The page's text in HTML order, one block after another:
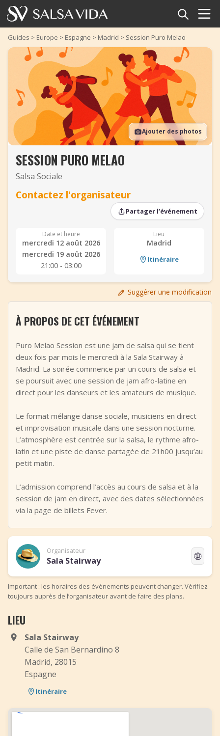
Accueil
Événements
Actualités
Articles
Vidéos
Glossaire
Boutique
Ajouter un événement
Guides > Europe > Espagne > Madrid > Session Puro Melao
Ajouter des photos
SESSION PURO MELAO
Salsa Sociale
Contactez l'organisateur
Partager l’événement
Date et heure
mercredi 12 août 2026
mercredi 19 août 2026
21:00 - 03:00
Lieu
Madrid
Itinéraire
Suggérer une modification
À PROPOS DE CET ÉVÉNEMENT
Puro Melao Session est une jam de salsa qui se tient
deux fois par mois le mercredi à la Sala Stairway à
Madrid. La soirée commence par un cours de salsa et
se poursuit avec une session de jam afro-latine en
direct pour les danseurs et les amateurs de musique.
Le format mélange danse sociale, musiciens en direct
et improvisation musicale dans une session nocturne.
L’atmosphère est centrée sur la salsa, le rythme afro-
latin et une piste de danse partagée de 21h00 jusqu’au
petit matin.
L’admission comprend l’accès au cours de salsa et à la
session de jam en direct, avec des dates sélectionnées
via la page de billets Fever.
Organisateur
Sala Stairway 🌐
Important : les horaires des événements peuvent changer. Vérifiez
toujours auprès de l’organisateur avant de faire des plans.
LIEU
Sala Stairway
Calle de San Bernardino 8
Madrid, 28015
Espagne
Itinéraire